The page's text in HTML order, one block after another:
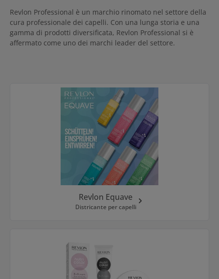
Revlon Professional è un marchio rinomato nel settore della
cura professionale dei capelli. Con una lunga storia e una
gamma di prodotti diversificata, Revlon Professional si è
affermato come uno dei marchi leader del settore.
Kategoriegalerie überspringen
Revlon Equave
Districante per capelli